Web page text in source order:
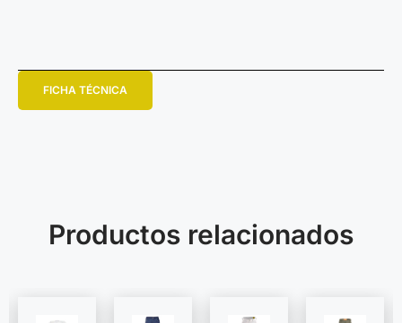
FICHA TÉCNICA
Productos relacionados